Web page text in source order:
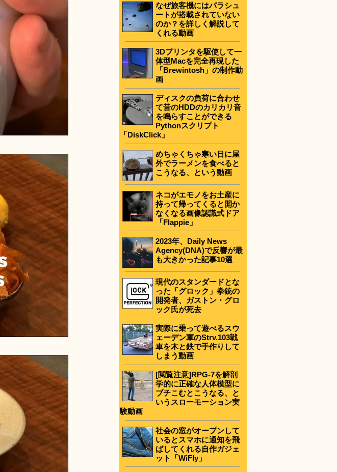
なぜ旅客機にはパラシュ
ートが搭載されていない
のか？を詳しく解説して
くれる動画
3Dプリンタを駆使して一
体型Macを完全再現した
「Brewintosh」の制作動
画
ディスクの負荷に合わせ
て昔のHDDのカリカリ音
を鳴らすことができる
Pythonスクリプト
「DiskClick」
めちゃくちゃ寒い日に屋
外でラーメンを食べると
こうなる、という動画
ネコがエモノをお土産に
持って帰ってくると開か
なくなる画像認識式ドア
「Flappie」
2023年、Daily News
Agency(DNA)で反響が最
も大きかった記事10選
現代のスタンダードとな
った「グロック」拳銃の
開発者、ガストン・グロ
ック氏が死去
実際に乗って遊べるスウ
ェーデン軍のStrv.103戦
車を木と鉄で手作りして
しまう動画
[閲覧注意]RPG-7を解剖
学的に正確な人体模型に
ブチこむとこうなる、と
いうスローモーション実
験動画
社会の窓がオープンして
いるとスマホに通知を飛
ばしてくれる自作ガジェ
ット「WiFly」